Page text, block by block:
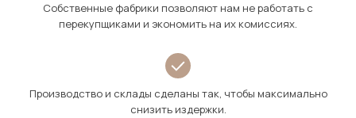
Собственные фабрики позволяют нам не работать с
перекупщиками и экономить на их комиссиях.
Производство и склады сделаны так, чтобы максимально
снизить издержки.